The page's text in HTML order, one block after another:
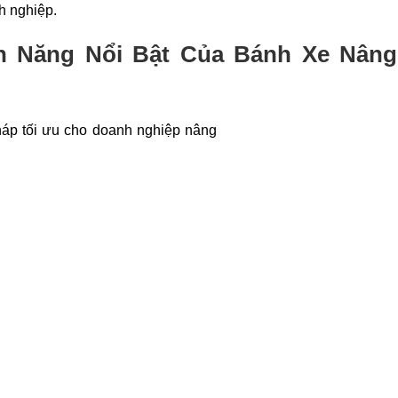
nghiệp.
Năng Nổi Bật Của Bánh Xe